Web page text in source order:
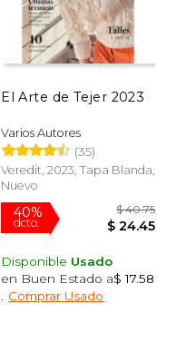
12%
dcto. $
El Arte de Tejer 2023
Varios Autores
(35)
Veredit, 2023, Tapa Blanda,
Nuevo
Disponible Usado
en Buen Estado a$ 17.58
Comprar Usado